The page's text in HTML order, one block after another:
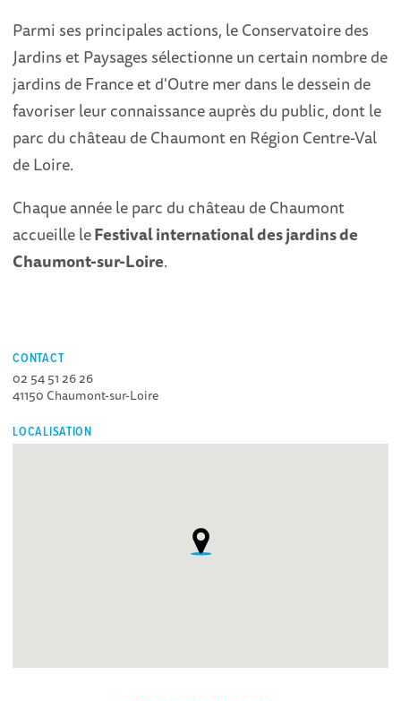
Parmi ses principales actions, le Conservatoire des
Jardins et Paysages sélectionne un certain nombre de
jardins de France et d'Outre mer dans le dessein de
favoriser leur connaissance auprès du public, dont le
parc du château de Chaumont en Région Centre-Val
de Loire.
Chaque année le parc du château de Chaumont
accueille leFestival international des jardins de
Chaumont-sur-Loire.
CONTACT
02 54 51 26 26
41150 Chaumont-sur-Loire
LOCALISATION